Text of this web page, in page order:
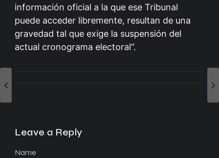
información oficial a la que ese Tribunal
puede acceder libremente, resultan de una
gravedad tal que exige la suspensión del
actual cronograma electoral“.
Leave a Reply
Name